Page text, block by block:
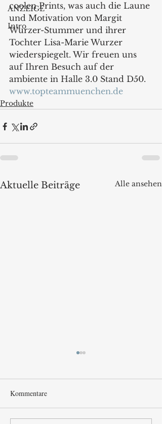
ANZEIGE
Intro
coolen Prints, was auch die Laune
und Motivation von Margit
Wurzer-Stummer und ihrer
Tochter Lisa-Marie Wurzer
wiederspiegelt. Wir freuen uns
auf Ihren Besuch auf der
ambiente in Halle 3.0 Stand D50.
www.topteammuenchen.de
Produkte
Aktuelle Beiträge Alle ansehen
Kommentare